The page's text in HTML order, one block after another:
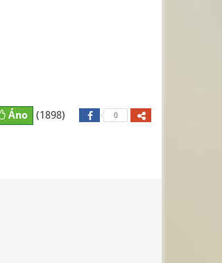
0
Áno (1898)